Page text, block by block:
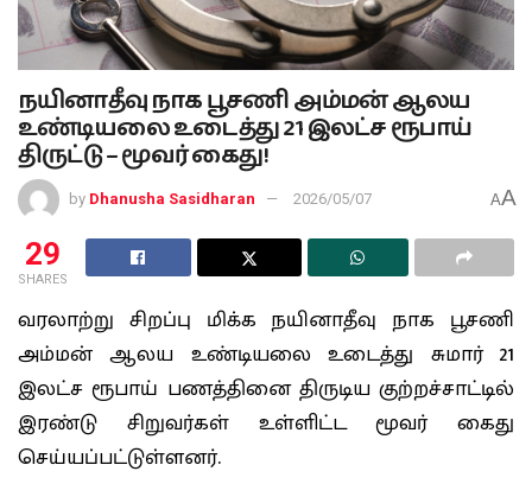
நயினாதீவு நாக பூசணி அம்மன் ஆலய
உண்டியலை உடைத்து 21 இலட்ச ரூபாய்
திருட்டு – மூவர் கைது!
by Dhanusha Sasidharan 2026/05/07 AA
29
SHARES
வரலாற்று சிறப்பு மிக்க நயினாதீவு நாக பூசணி
அம்மன் ஆலய உண்டியலை உடைத்து சுமார் 21
இலட்ச ரூபாய் பணத்தினை திருடிய குற்றச்சாட்டில்
இரண்டு சிறுவர்கள் உள்ளிட்ட மூவர் கைது
செய்யப்பட்டுள்ளனர்.